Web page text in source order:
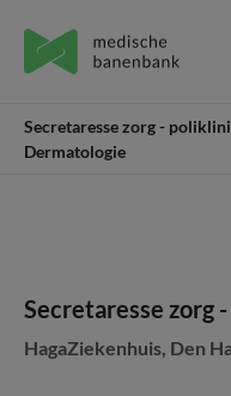
Secretaresse zorg -
Dermatologie
Secretaresse zorg
HagaZiekenhuis, Den